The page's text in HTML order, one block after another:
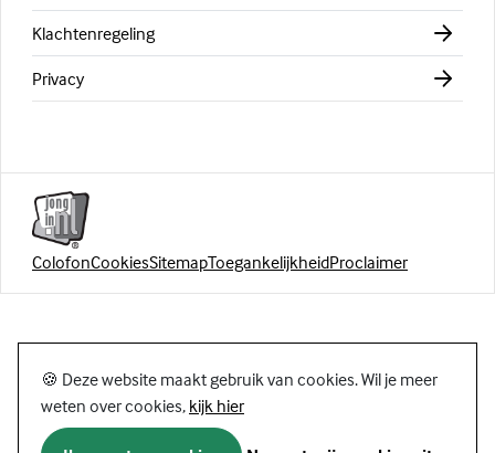
Klachtenregeling
Privacy
ColofonCookiesSitemapToegankelijkheidProclaimer
🍪 Deze website maakt gebruik van cookies. Wil je meer
weten over cookies, kijk hier